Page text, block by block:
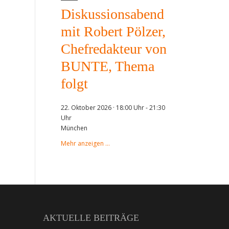
Diskussionsabend
mit Robert Pölzer,
Chefredakteur von
BUNTE, Thema
folgt
22. Oktober 2026 · 18:00 Uhr-21:30
Uhr
München
Mehr anzeigen …
AKTUELLE BEITRÄGE